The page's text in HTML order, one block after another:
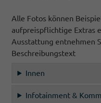
Alle Fotos können
aufpreispflichtige Extras
Ausstattung entnehmen
Beschreibungstext
Innen
Infotainment &